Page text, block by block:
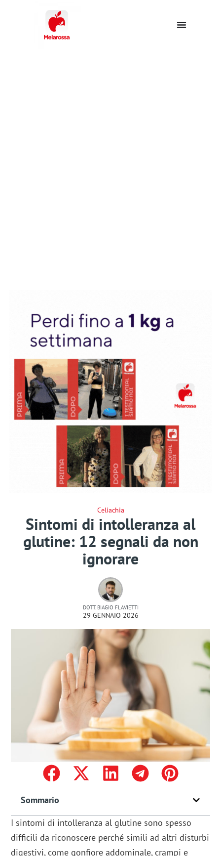
Celiachia
Sintomi di intolleranza al
glutine: 12 segnali da non
ignorare
DOTT. BIAGIO FLAVIETTI
29 GENNAIO 2026
Sommario
I sintomi di intolleranza al glutine sono spesso
difficili da riconoscere perché simili ad altri disturbi
digestivi, come gonfiore addominale, crampi e